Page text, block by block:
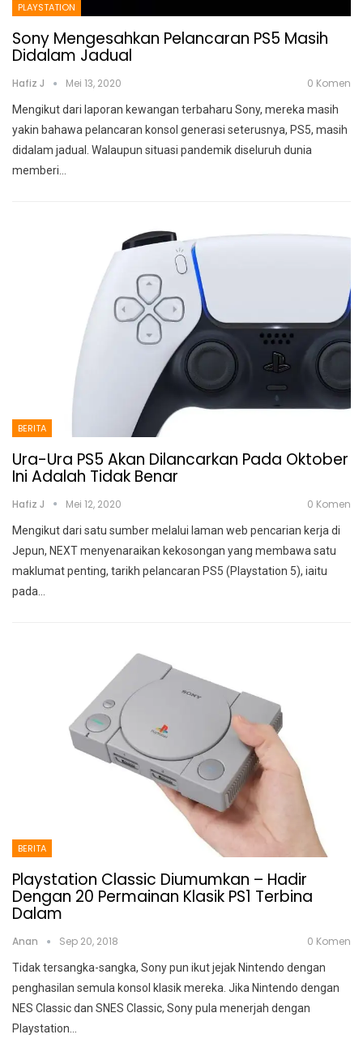
PLAYSTATION
Sony Mengesahkan Pelancaran PS5 Masih
Didalam Jadual
Hafiz J Mei 13, 2020 0 Komen
Mengikut dari laporan kewangan terbaharu Sony, mereka masih
yakin bahawa pelancaran konsol generasi seterusnya, PS5, masih
didalam jadual. Walaupun situasi pandemik diseluruh dunia
memberi
BERITA
Ura-Ura PS5 Akan Dilancarkan Pada Oktober
Ini Adalah Tidak Benar
Hafiz J Mei 12, 2020 0 Komen
Mengikut dari satu sumber melalui laman web pencarian kerja di
Jepun, NEXT menyenaraikan kekosongan yang membawa satu
maklumat penting, tarikh pelancaran PS5 (Playstation 5), iaitu
pada
BERITA
Playstation Classic Diumumkan – Hadir
Dengan 20 Permainan Klasik PS1 Terbina
Dalam
Anan Sep 20, 2018 0 Komen
Tidak tersangka-sangka, Sony pun ikut jejak Nintendo dengan
penghasilan semula konsol klasik mereka. Jika Nintendo dengan
NES Classic dan SNES Classic, Sony pula menerjah dengan
Playstation